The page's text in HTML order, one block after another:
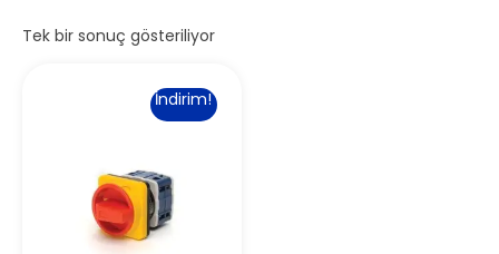
Tek bir sonuç gösteriliyor
İndirim!